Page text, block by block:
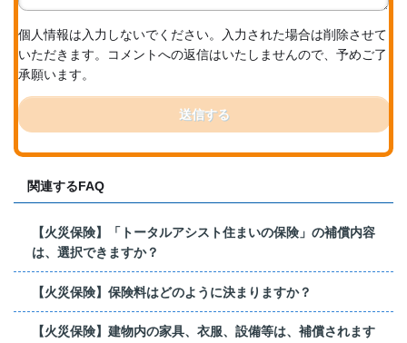
個人情報は入力しないでください。入力された場合は削除させて
いただきます。コメントへの返信はいたしませんので、予めご了
承願います。
送信する
関連するFAQ
【火災保険】「トータルアシスト住まいの保険」の補償内容
は、選択できますか？
【火災保険】保険料はどのように決まりますか？
【火災保険】建物内の家具、衣服、設備等は、補償されます